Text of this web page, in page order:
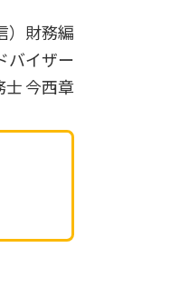
）財務編
バイザー
今西章